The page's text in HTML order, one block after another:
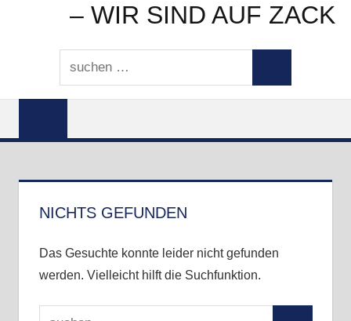
– WIR SIND AUF ZACK
Arbeitsschutz
zack
Suchen
nach:
NICHTS GEFUNDEN
Das Gesuchte konnte leider nicht gefunden
werden. Vielleicht hilft die Suchfunktion.
Suchen